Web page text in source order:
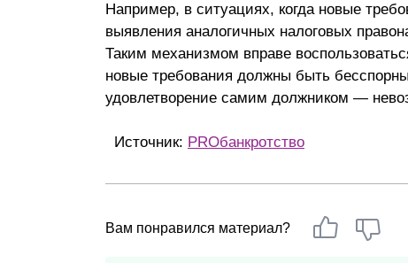
Например, в ситуациях, когда новые
выявления аналогичных налоговых
Таким механизмом вправе
новые требования должны быть
удовлетворение самим должником —
Источник: PROбанкротство
Вам понравился материал?